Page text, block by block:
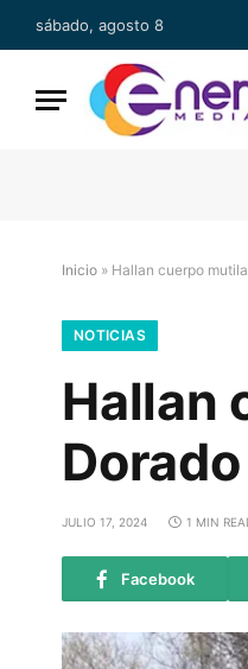
sábado, agosto 8
Inicio » Hallan cuerpo
NOTICIAS
Hallan
Dorado
JULIO 17, 2024 1 MIN
Facebook